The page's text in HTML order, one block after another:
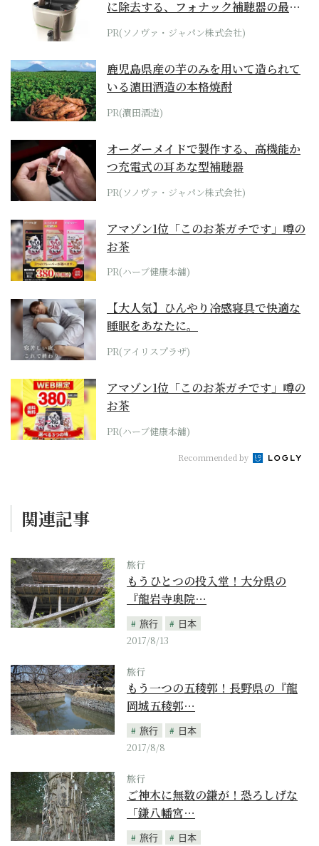
に除去する、フォナック補聴器の最上
位モデル
PR(ソノヴァ・ジャパン株式会社)
鹿児島県産の芋のみを用いて造られて
いる濵田酒造の本格焼酎
PR(濵田酒造)
オーダーメイドで製作する、高機能か
つ充電式の耳あな型補聴器
PR(ソノヴァ・ジャパン株式会社)
アマゾン1位「このお茶ガチです」噂の
お茶
PR(ハーブ健康本舗)
【大人気】ひんやり冷感寝具で快適な
睡眠をあなたに。
PR(アイリスプラザ)
アマゾン1位「このお茶ガチです」噂の
お茶
PR(ハーブ健康本舗)
Recommended by
関連記事
旅行
もうひとつの投入堂！大分県の
『龍岩寺奥院…
旅行
日本
2017/8/13
旅行
もう一つの五稜郭！長野県の『龍
岡城五稜郭…
旅行
日本
2017/8/8
旅行
ご神木に無数の鎌が！恐ろしげな
「鎌八幡宮…
旅行
日本